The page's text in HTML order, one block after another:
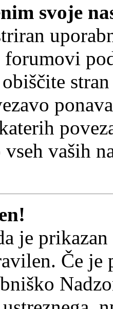
svoje
forumovi
vseh vaših
je prikazan
Če